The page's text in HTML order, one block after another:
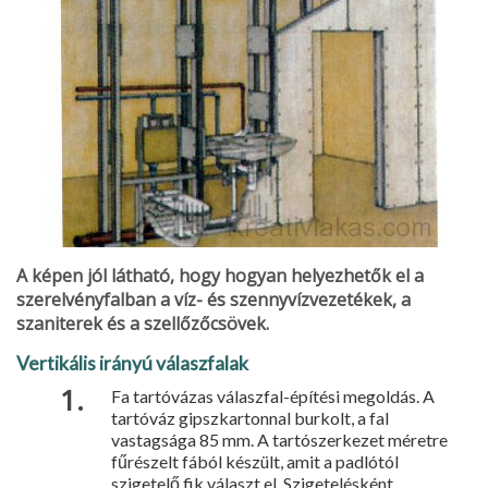
A képen jól látható, hogy hogyan helyezhetők el a
szerelvényfalban a víz- és szenny­vízvezetékek, a
szaniterek és a szellőzőcsövek.
Vertikális irányú válaszfalak
Fa tartóvázas válaszfal-építési megoldás. A
tartóváz gipszkartonnal burkolt, a fal
vastagsága 85 mm. A tartó­szerkezet méretre
fűrészelt fából készült, amit a padlótól
szigetelő fik választ el. Szigetelésként